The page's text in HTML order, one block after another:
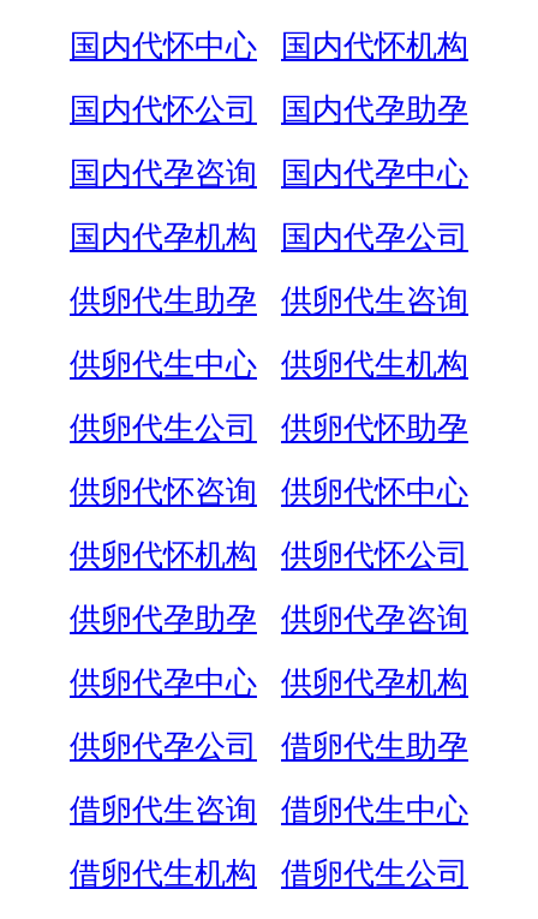
国内代怀中心
国内代怀机构
国内代怀公司
国内代孕助孕
国内代孕咨询
国内代孕中心
国内代孕机构
国内代孕公司
供卵代生助孕
供卵代生咨询
供卵代生中心
供卵代生机构
供卵代生公司
供卵代怀助孕
供卵代怀咨询
供卵代怀中心
供卵代怀机构
供卵代怀公司
供卵代孕助孕
供卵代孕咨询
供卵代孕中心
供卵代孕机构
供卵代孕公司
借卵代生助孕
借卵代生咨询
借卵代生中心
借卵代生机构
借卵代生公司